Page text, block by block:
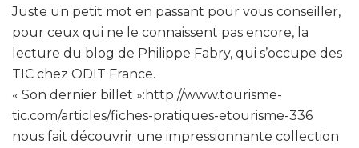
Juste un petit mot en passant pour vous conseiller,
pour ceux qui ne le connaissent pas encore, la
lecture du blog de Philippe Fabry, qui s’occupe des
TIC chez ODIT France.
« Son dernier billet »:http://www.tourisme-
tic.com/articles/fiches-pratiques-etourisme-336
nous fait découvrir une impressionnante collection